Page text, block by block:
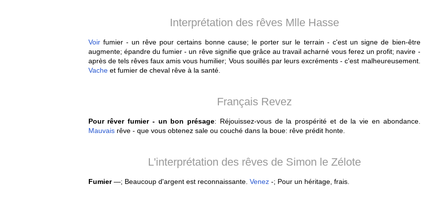
Interprétation des rêves Mlle Hasse
Voirfumier - un rêve pour certains bonne cause; le porter sur le terrain - c'est un signe de bien-être
augmente; épandre du fumier - un rêve signifie que grâce au travail acharné vous ferez un profit; navire -
après de tels rêves faux amis vous humilier; Vous souillés par leurs excréments - c'est malheureusement.
Vacheet fumier de cheval rêve à la santé.
Français Revez
Pour rêver fumier - un bon présage: Réjouissez-vous de la prospérité et de la vie en abondance.
Mauvaisrêve - que vous obtenez sale ou couché dans la boue: rêve prédit honte.
L'interprétation des rêves de Simon le Zélote
Fumier—; Beaucoup d'argent est reconnaissante. Venez-; Pour un héritage, frais.